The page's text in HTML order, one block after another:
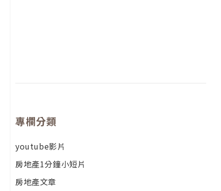
專欄分類
youtube影片
房地產1分鐘小短片
房地產文章